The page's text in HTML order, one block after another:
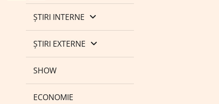
ȘTIRI INTERNE
ȘTIRI EXTERNE
SHOW
ECONOMIE